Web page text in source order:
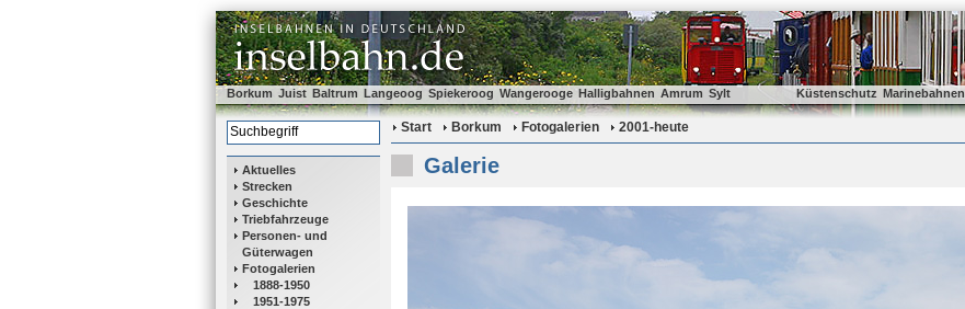
Borkum Juist Baltrum Langeoog Spiekeroog Wangerooge Halligbahnen Amrum Sylt Küstenschutz Marinebahnen
Aktuelles
Strecken
Geschichte
Triebfahrzeuge
Personen- und
Güterwagen
Fotogalerien
1888-1950
1951-1975
Start Borkum Fotogalerien 2001-heute
Galerie